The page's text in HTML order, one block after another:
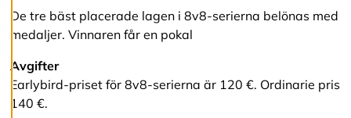
i
s
a
l
l
a
De tre bäst placerade lagen i 8v8-serierna belönas med
medaljer. Vinnaren får en pokal
Avgifter
Earlybird-priset för 8v8-serierna är 120 €. Ordinarie pris
140 €.